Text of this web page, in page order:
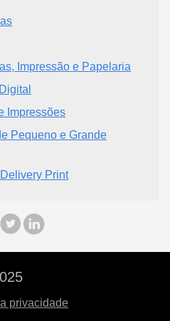
Impressão e Papelaria
Impressões
Pequeno e Grande
Print
privacidade